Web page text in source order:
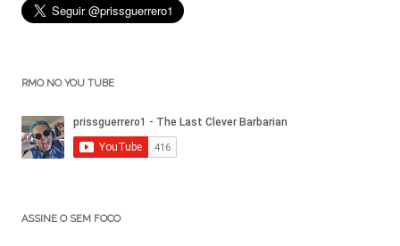
RMO NO YOU TUBE
ASSINE O SEM FOCO